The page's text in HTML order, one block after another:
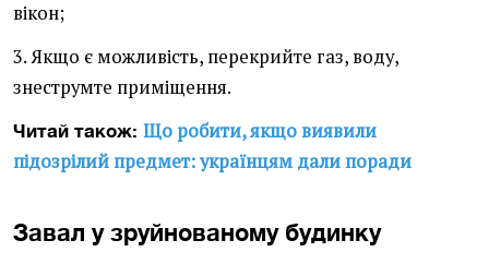
вікон;
3. Якщо є можливість, перекрийте газ, воду,
знеструмте приміщення.
Читай також: Що робити, якщо виявили
підозрілий предмет: українцям дали поради
Завал у зруйнованому будинку